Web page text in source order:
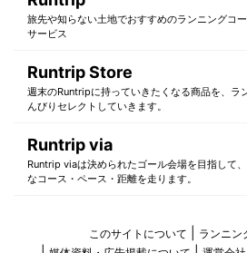
旅先や知らない土地でおすすめのランニングコ
サービス
Runtrip Store
週末のRuntripに持っていきたくなる商品を、ラ
んびりセレクトしていきます。
Runtrip via
Runtrip viaは決められたゴール会場を目指して
なコース・ペース・距離を走ります。
このサイトについて
ランニン